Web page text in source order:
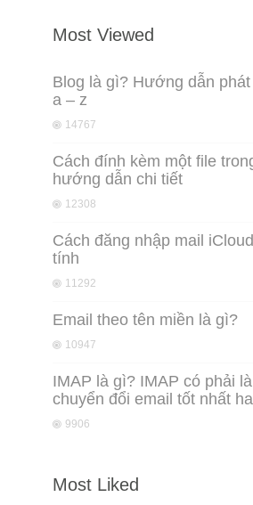
Most Viewed
Blog là gì? Hướng dẫn
a – z
14767
Cách đính kèm một file
hướng dẫn chi tiết
12308
Cách đăng nhập mail
tính
11292
Email theo tên miền là gì?
10947
IMAP là gì? IMAP có phải
chuyển đổi email tốt nhất
9906
Most Liked